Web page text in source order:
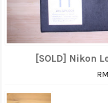
[SOLD] Nikon